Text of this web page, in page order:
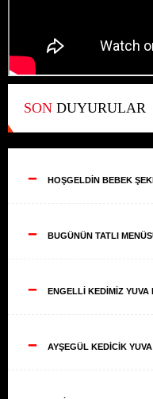
SON DUYURULAR
-- HOŞGELDİN BEBEK
-- BUGÜNÜN TATLI
-- ENGELLİ KEDİMİZ YUVA
-- AYŞEGÜL KEDİCİK